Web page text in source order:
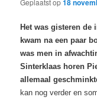
18
Het was gisteren de
kwam na een paar
was men in
Sinterklaas horen
allemaal
kan nog verder en